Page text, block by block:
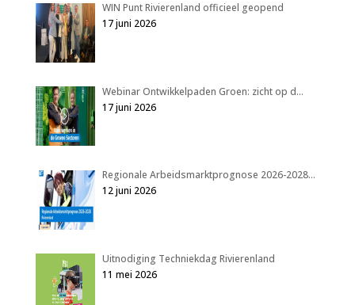
WIN Punt Rivierenland officieel geopend
17 juni 2026
Webinar Ontwikkelpaden Groen: zicht op d…
17 juni 2026
Regionale Arbeidsmarktprognose 2026-2028…
12 juni 2026
Uitnodiging Techniekdag Rivierenland
11 mei 2026